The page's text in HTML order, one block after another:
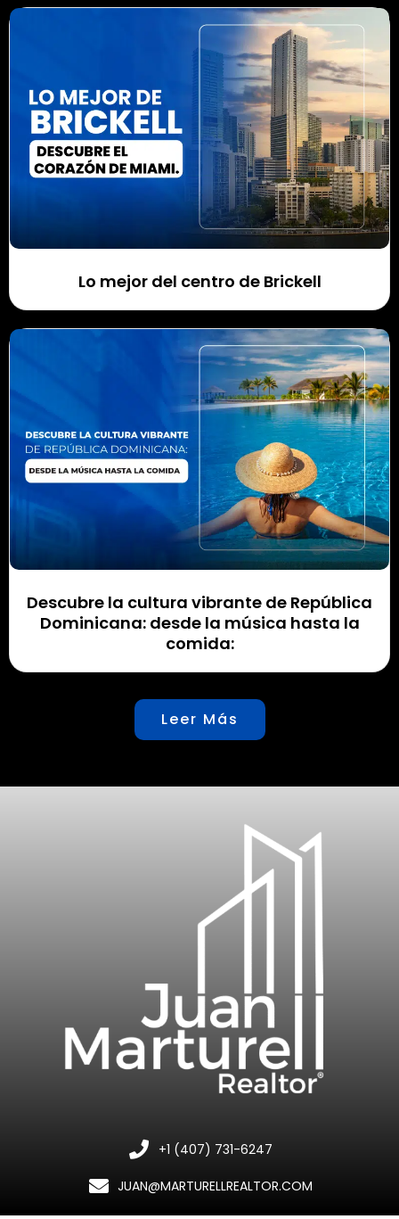
Lo mejor del centro de Brickell
Descubre la cultura vibrante de República
Dominicana: desde la música hasta la
comida:
Leer Más
+1 (407) 731-6247
JUAN@MARTURELLREALTOR.COM